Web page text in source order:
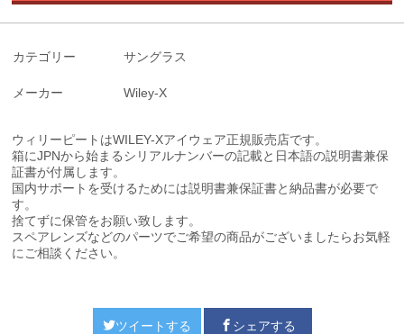
カテゴリー サングラス
メーカー Wiley-X
ウィリーピートはWILEY-Xアイウェア正規販売店です。
箱にJPNから始まるシリアルナンバーの記載と日本語の説明書兼保
証書が付属します。
国内サポートを受けるためには説明書兼保証書と納品書が必要で
す。
捨てずに保管をお願い致します。
スペアレンズなどのパーツでご希望の商品がございましたらお気軽
にご相談ください。
ツイートする シェアする